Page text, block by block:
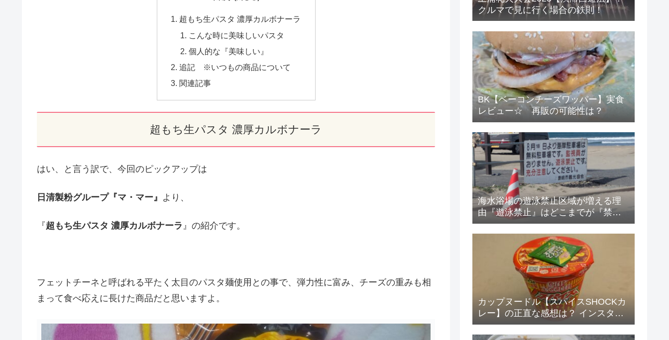
超もち生パスタ 濃厚カルボナーラ
こんな時に美味しいパスタ
個人的な『美味しい』
追記 ※いつもの商品について
関連記事
超もち生パスタ 濃厚カルボナーラ
はい、と言う訳で、今回のピックアップは
日清製粉グループ『マ・マー』 より、
『超もち生パスタ 濃厚カルボナーラ 』の紹介です。
フェットチーネと呼ばれる平たく太目のパスタ麺使用との事で、弾力性に富み、チーズの重みも相
まって食べ応えに長けた商品だと思いますよ。
クルマで見に行く場合の鉄則！
BK【ベーコンチーズワッパー】実食
レビュー☆ 再販の可能性は？
海水浴場の遊泳禁止区域が増える理
由『遊泳禁止』はどこまでが『禁
止』？
カップヌードル【スパイスSHOCKカ
レー】の正直な感想は？ インスタン
ト・ズボラ飯 その47